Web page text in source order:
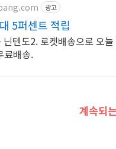
광고
5퍼센트 적립
닌텐도2. 로켓배송으로 오
료배송.
계속되